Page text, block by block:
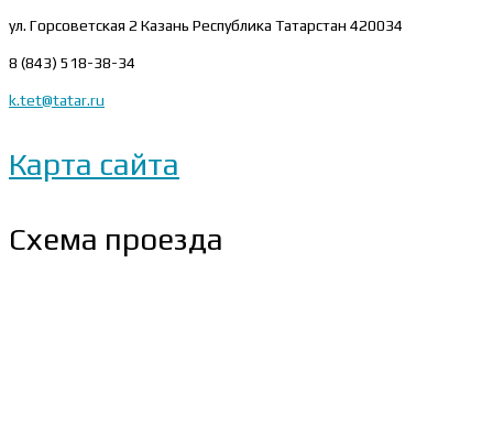
ул. Горсоветская 2 Казань Республика Татарстан 420034
8 (843) 518-38-34
k.tet@tatar.ru
Карта сайта
Схема проезда